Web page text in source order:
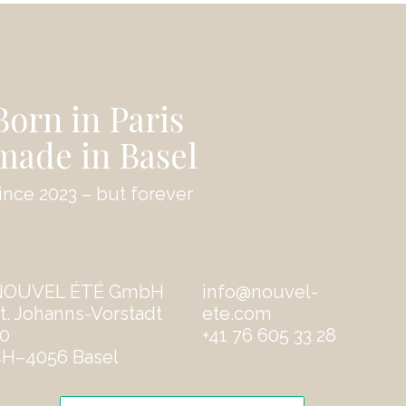
in Paris
in Basel
2023 – but forever
ÉTÉ GmbH
Johanns-Vorstadt
Basel
info@nouvel-
ete.com
‭+41 76 605 33 28